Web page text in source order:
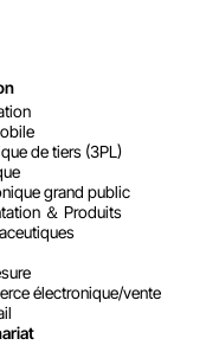
de tiers (3PL)
grand public
＆ Produits
électronique/vente